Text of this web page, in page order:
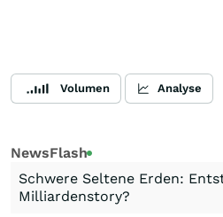
Volumen Analyse
NewsFlash
Schwere Seltene Erden:
Milliardenstory?